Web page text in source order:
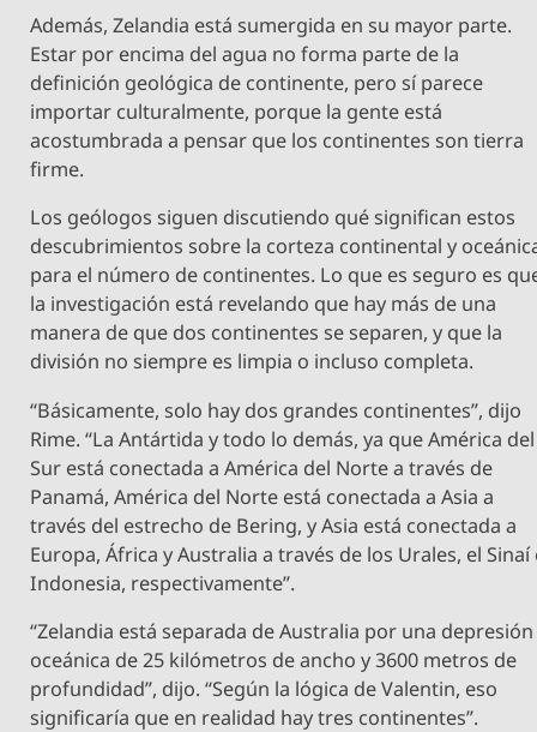
Además, Zelandia está sumergida en su mayor parte.
Estar por encima del agua no forma parte de la
definición geológica de continente, pero sí parece
importar culturalmente, porque la gente está
acostumbrada a pensar que los continentes son tierra
firme.
Los geólogos siguen discutiendo qué significan estos
descubrimientos sobre la corteza continental y
para el número de continentes. Lo que es seguro es
la investigación está revelando que hay más de una
manera de que dos continentes se separen, y que la
división no siempre es limpia o incluso completa.
“Básicamente, solo hay dos grandes continentes”, dijo
Rime. “La Antártida y todo lo demás, ya que América del
Sur está conectada a América del Norte a través de
Panamá, América del Norte está conectada a Asia a
través del estrecho de Bering, y Asia está conectada a
Europa, África y Australia a través de los Urales, el Sinaí
Indonesia, respectivamente”.
“Zelandia está separada de Australia por una depresión
oceánica de 25 kilómetros de ancho y 3600 metros de
profundidad”, dijo. “Según la lógica de Valentin, eso
significaría que en realidad hay tres continentes”.